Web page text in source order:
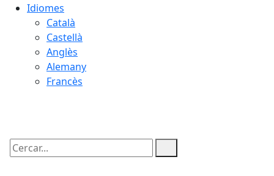
Idiomes
Català
Castellà
Anglès
Alemany
Francès
Cercar: